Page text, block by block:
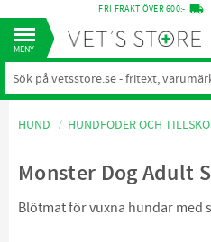
Meny
FRI FRAKT ÖVER 600:- local_shipping
HUND HUNDFODER OCH
Monster Dog Adult
Blötmat för vuxna hundar med